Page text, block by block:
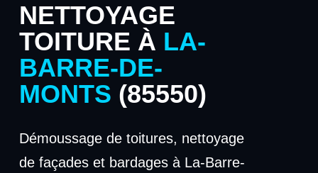
NETTOYAGE
TOITURE À LA-
BARRE-DE-
MONTS (85550)
Démoussage de toitures, nettoyage
de façades et bardages à La-Barre-